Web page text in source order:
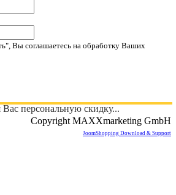
Вы соглашаетесь на обработку Ваших
персональную скидку...
Copyright MAXXmarketing GmbH
JoomShopping Download & Support